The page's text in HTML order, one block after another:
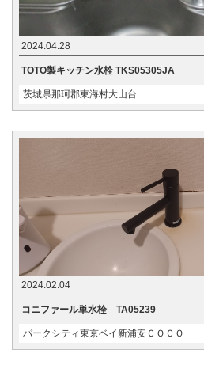
2024.04.28
TOTO製キッチン水栓 TKS05305JA
茨城県那珂郡東海村大山台
2024.02.04
コニファール単水栓 TA05239
パークシティ東京ベイ新浦安ＣＯＣＯ